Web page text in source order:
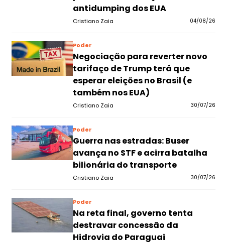
antidumping dos EUA
Cristiano Zaia 04/08/26
Poder
Negociação para reverter novo
tarifaço de Trump terá que
esperar eleições no Brasil (e
também nos EUA)
Cristiano Zaia 30/07/26
Poder
Guerra nas estradas: Buser
avança no STF e acirra batalha
bilionária do transporte
Cristiano Zaia 30/07/26
Poder
Na reta final, governo tenta
destravar concessão da
Hidrovia do Paraguai